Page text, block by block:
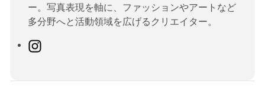
ー。写真表現を軸に、ファッションやアートなど
多分野へと活動領域を広げるクリエイター。
I